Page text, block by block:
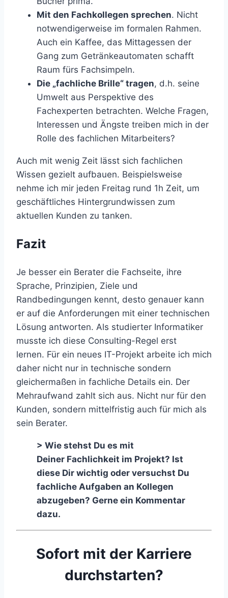
Mit den Fachkollegen sprechen. Nicht
notwendigerweise im formalen Rahmen.
Auch ein Kaffee, das Mittagessen der
Gang zum Getränkeautomaten schafft
Raum fürs Fachsimpeln.
Die „fachliche Brille“ tragen, d.h. seine
Umwelt aus Perspektive des
Fachexperten betrachten. Welche Fragen,
Interessen und Ängste treiben mich in der
Rolle des fachlichen Mitarbeiters?
Auch mit wenig Zeit lässt sich fachlichen
Wissen gezielt aufbauen. Beispielsweise
nehme ich mir jeden Freitag rund 1h Zeit, um
geschäftliches Hintergrundwissen zum
aktuellen Kunden zu tanken.
Fazit
Je besser ein Berater die Fachseite, ihre
Sprache, Prinzipien, Ziele und
Randbedingungen kennt, desto genauer kann
er auf die Anforderungen mit einer technischen
Lösung antworten. Als studierter Informatiker
musste ich diese Consulting-Regel erst
lernen. Für ein neues IT-Projekt arbeite ich mich
daher nicht nur in technische sondern
gleichermaßen in fachliche Details ein. Der
Mehraufwand zahlt sich aus. Nicht nur für den
Kunden, sondern mittelfristig auch für mich als
sein Berater.
> Wie stehst Du es mit
Deiner Fachlichkeit im Projekt? Ist
diese Dir wichtig oder versuchst Du
fachliche Aufgaben an Kollegen
abzugeben? Gerne ein Kommentar
dazu.
Sofort mit der Karriere
durchstarten?